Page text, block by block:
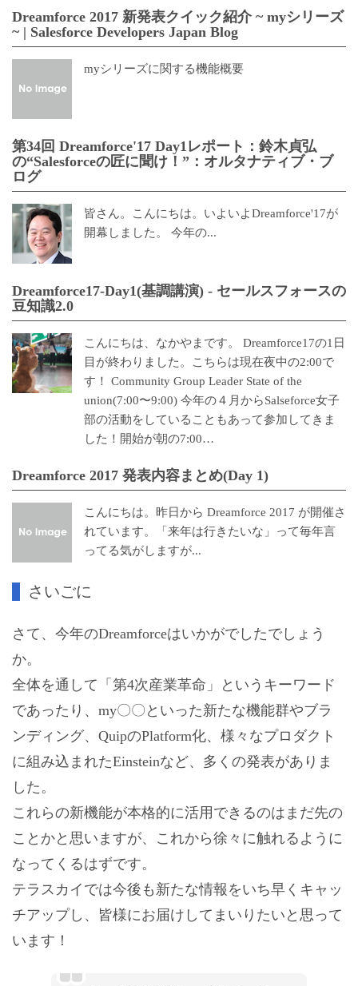
Dreamforce 2017 新発表クイック紹介 ~ myシリーズ
~ | Salesforce Developers Japan Blog
myシリーズに関する機能概要
第34回 Dreamforce'17 Day1レポート：鈴木貞弘
の“Salesforceの匠に聞け！”：オルタナティブ・ブ
ログ
皆さん。こんにちは。いよいよDreamforce'17が
開幕しました。 今年の...
Dreamforce17-Day1(基調講演) - セールスフォースの
豆知識2.0
こんにちは、なかやまです。 Dreamforce17の1日
目が終わりました。こちらは現在夜中の2:00で
す！ Community Group Leader State of the
union(7:00〜9:00) 今年の４月からSalseforce女子
部の活動をしていることもあって参加してきま
した！開始が朝の7:00…
Dreamforce 2017 発表内容まとめ(Day 1)
こんにちは。昨日から Dreamforce 2017 が開催さ
れています。「来年は行きたいな」って毎年言
ってる気がしますが...
さいごに
さて、今年のDreamforceはいかがでしたでしょう
か。
全体を通して「第4次産業革命」というキーワード
であったり、my〇〇といった新たな機能群やブラ
ンディング、QuipのPlatform化、様々なプロダクト
に組み込まれたEinsteinなど、多くの発表がありま
した。
これらの新機能が本格的に活用できるのはまだ先の
ことかと思いますが、これから徐々に触れるように
なってくるはずです。
テラスカイでは今後も新たな情報をいち早くキャッ
チアップし、皆様にお届けしてまいりたいと思って
います！